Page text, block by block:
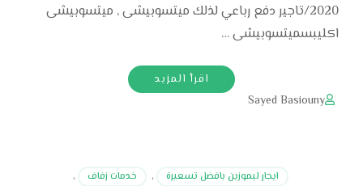
2020/تاجير دفع رباعي لذلك ميتسوبيشى , ميتسوبيشى
اكليبسميتسوبيشى …
اقرأ المزيد
Sayed Basiouny
ايجار ليموزين بافضل تسعيرة , خدمات زفاف
,